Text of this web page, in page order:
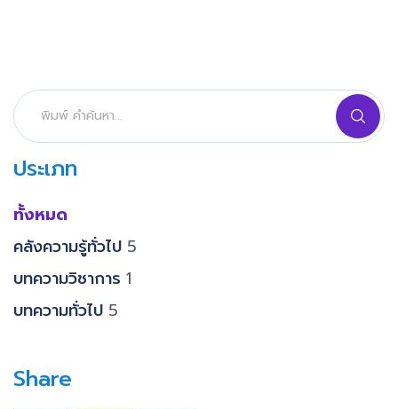
ประเภท
ทั้งหมด
คลังความรู้ทั่วไป 5
บทความวิชาการ 1
บทความทั่วไป 5
Share